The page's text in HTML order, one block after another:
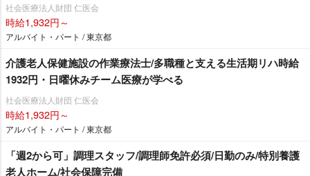
社会医療法人財団 仁医会
時給1,932円～
アルバイト・パート / 東京都
介護老人保健施設の作業療法士/多職種と支える生活期リハ時給
1932円・日曜休みチーム医療が学べる
社会医療法人財団 仁医会
時給1,932円～
アルバイト・パート / 東京都
「週2から可」調理スタッフ/調理師免許必須/日勤のみ/特別養護
老人ホーム/社会保障完備